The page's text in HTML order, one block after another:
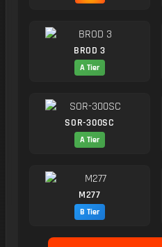
BROD 3
A Tier
SOR-300SC
A Tier
M277
B Tier